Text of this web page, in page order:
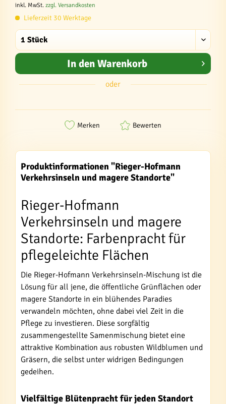
inkl. MwSt. zzgl. Versandkosten
Lieferzeit 30 Werktage
In den Warenkorb
oder
Merken Bewerten
Produktinformationen "Rieger-Hofmann
Verkehrsinseln und magere Standorte"
Rieger-Hofmann
Verkehrsinseln und magere
Standorte: Farbenpracht für
pflegeleichte Flächen
Die Rieger-Hofmann Verkehrsinseln-Mischung ist die
Lösung für all jene, die öffentliche Grünflächen oder
magere Standorte in ein blühendes Paradies
verwandeln möchten, ohne dabei viel Zeit in die
Pflege zu investieren. Diese sorgfältig
zusammengestellte Samenmischung bietet eine
attraktive Kombination aus robusten Wildblumen und
Gräsern, die selbst unter widrigen Bedingungen
gedeihen.
Vielfältige Blütenpracht für jeden Standort